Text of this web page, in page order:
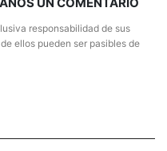
responsabilidad de sus
ellos pueden ser pasibles de